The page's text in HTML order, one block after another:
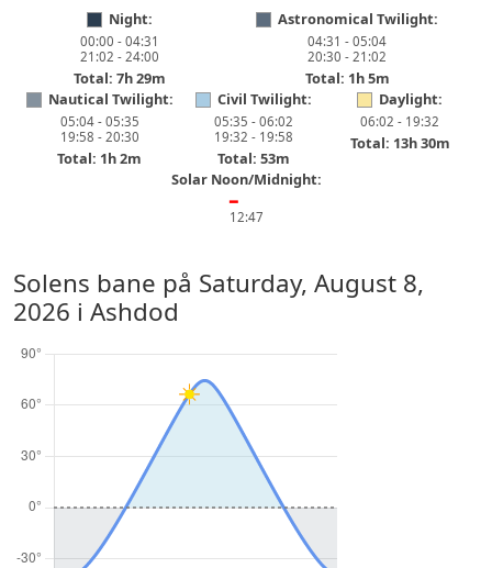
Night:
00:00 - 04:31
21:02 - 24:00
Total: 7h 29m
Astronomical Twilight:
04:31 - 05:04
20:30 - 21:02
Total: 1h 5m
Nautical Twilight:
05:04 - 05:35
19:58 - 20:30
Total: 1h 2m
Civil Twilight:
05:35 - 06:02
19:32 - 19:58
Total: 53m
Daylight:
06:02 - 19:32
Total: 13h 30m
Solar Noon/Midnight:
━
12:47
Solens bane på Saturday, August 8,
2026 i Ashdod